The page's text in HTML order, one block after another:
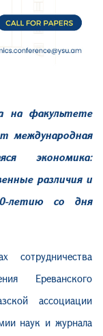
на факультете
международная
экономика:
различия и
летию со дня
сотрудничества
Ереванского
ассоциации
наук и журнала